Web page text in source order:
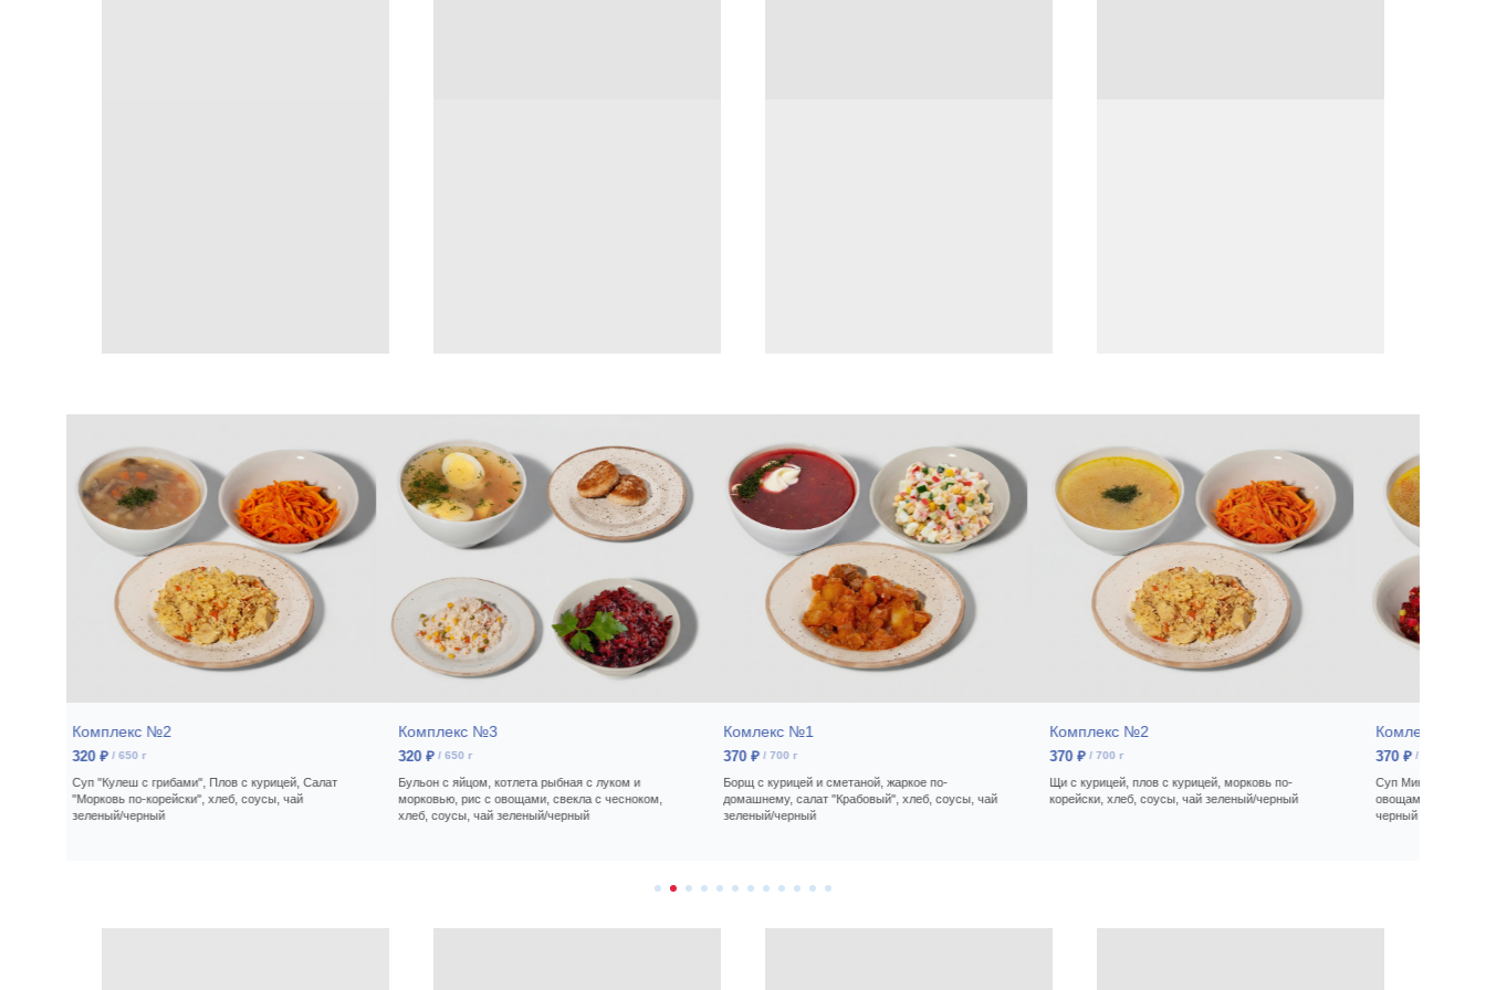
Комплекс №2
320 ₽ / 650 г
Суп "Кулеш с грибами", Плов с курицей, Салат
"Морковь по-корейски", хлеб, соусы, чай
зеленый/черный
Комплекс №3
320 ₽ / 650 г
Бульон с яйцом, котлета рыбная с луком и
морковью, рис с овощами, свекла с чесноком,
хлеб, соусы, чай зеленый/черный
Комлекс №1
370 ₽ / 700 г
Борщ с курицей и сметаной, жаркое по-
домашнему, салат "Крабовый", хлеб, соусы, чай
зеленый/черный
Комплекс №2
370 ₽ / 700 г
Щи с курицей, плов с курицей, морковь по-
корейски, хлеб, соусы, чай зеленый/черный
Комлекс №3
370 ₽ /
Суп Минестроне,
овощами,
черный
УЗНАТЬ БОЛЬШЕ